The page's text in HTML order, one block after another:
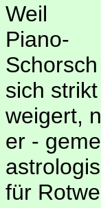
Weil
Piano-
Schorsch
sich strikt
weigert,
er -
für